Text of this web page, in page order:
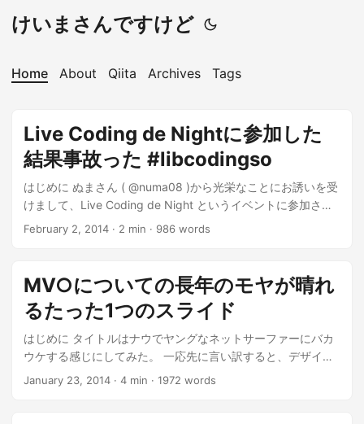
けいまさんですけど
Home About Qiita Archives Tags
Live Coding de Nightに参加した
結果事故った #libcodingso
はじめに ぬまさん ( @numa08 )から光栄なことにお誘いを受
けまして、Live Coding de Night というイベントに参加させ
て頂きました。 Live Coding de Night Live Coding de Night
ってしまったというお話しです。 ...
February 2, 2014 · 2 min · 986 words
MV○についての長年のモヤが晴れ
るたった1つのスライド
はじめに タイトルはナウでヤングなネットサーファーにバカ
ウケする感じにしてみた。 一応先に言い訳すると、デザイン
パターンなどのソフトウェア概念については自分の知識がま
January 23, 2014 · 4 min · 1972 words